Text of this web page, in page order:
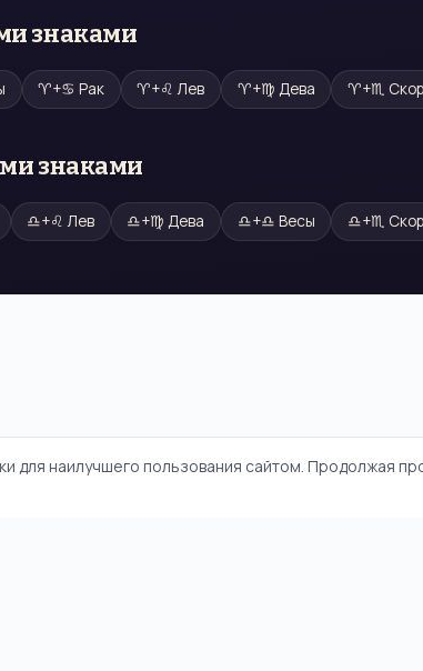
знаками
♈+♋ Рак ♈+♌ Лев ♈+♍ Дева ♈+♏
знаками
♎+♌ Лев ♎+♍ Дева ♎+♎ Весы ♎+♏
для наилучшего пользования сайтом. Продолжая